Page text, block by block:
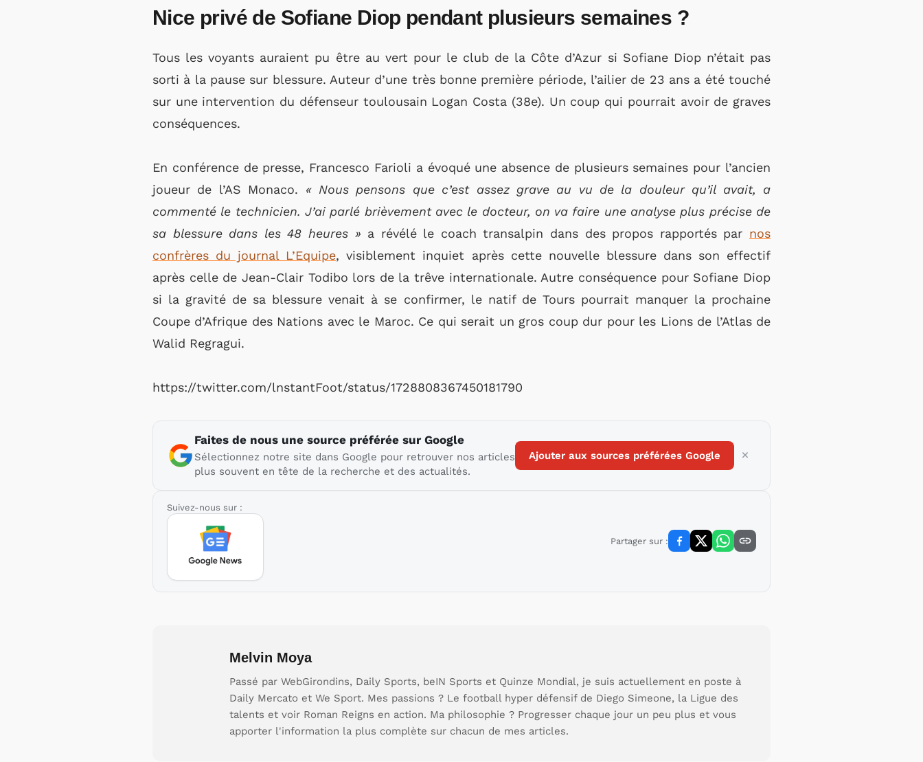
Nice privé de Sofiane Diop pendant plusieurs semaines ?
Tous les voyants auraient pu être au vert pour le club de la Côte d’Azur si Sofiane Diop n’était pas
sorti à la pause sur blessure. Auteur d’une très bonne première période, l’ailier de 23 ans a été touché
sur une intervention du défenseur toulousain Logan Costa (38e). Un coup qui pourrait avoir de graves
conséquences.
En conférence de presse, Francesco Farioli a évoqué une absence de plusieurs semaines pour l’ancien
joueur de l’AS Monaco. « Nous pensons que c’est assez grave au vu de la douleur qu’il avait, a
commenté le technicien. J’ai parlé brièvement avec le docteur, on va faire une analyse plus précise de
sa blessure dans les 48 heures » a révélé le coach transalpin dans des propos rapportés par nos
confrères du journal L’Equipe, visiblement inquiet après cette nouvelle blessure dans son effectif
après celle de Jean-Clair Todibo lors de la trêve internationale. Autre conséquence pour Sofiane Diop
si la gravité de sa blessure venait à se confirmer, le natif de Tours pourrait manquer la prochaine
Coupe d’Afrique des Nations avec le Maroc. Ce qui serait un gros coup dur pour les Lions de l’Atlas de
Walid Regragui.
https://twitter.com/lnstantFoot/status/1728808367450181790
Faites de nous une source préférée sur Google
Sélectionnez notre site dans Google pour retrouver nos articles
plus souvent en tête de la recherche et des actualités.
Ajouter aux sources préférées Google
Suivez-nous sur :
Partager sur :
Melvin Moya
Passé par WebGirondins, Daily Sports, beIN Sports et Quinze Mondial, je suis actuellement en poste à
Daily Mercato et We Sport. Mes passions ? Le football hyper défensif de Diego Simeone, la Ligue des
talents et voir Roman Reigns en action. Ma philosophie ? Progresser chaque jour un peu plus et vous
apporter l'information la plus complète sur chacun de mes articles.